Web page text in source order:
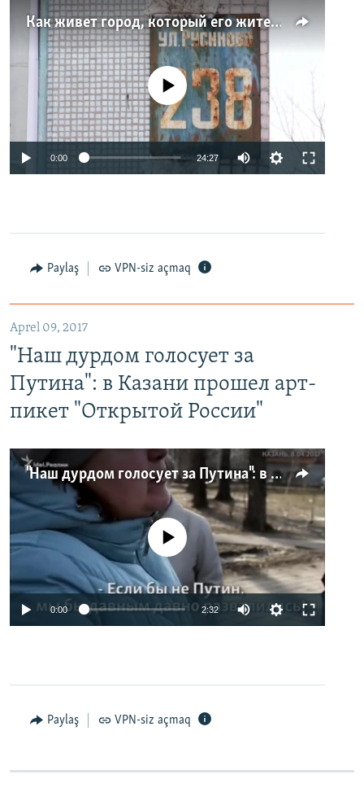
Как живет город, который его жители никогда не видели. Неизвестная Россия
No media source currently available
0:00 24:27
Paylaş VPN-siz açmaq
Aprel 09, 2017
"Наш дурдом голосует за
Путина": в Казани прошел арт-
пикет "Открытой России"
"Наш дурдом голосует за Путина": в Казани прошел арт-пикет "Открытой России"
No media source currently available
0:00 2:32
Paylaş VPN-siz açmaq